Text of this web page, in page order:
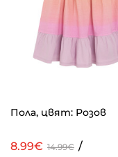
Пола, цвят: Розов
8.99€ 14.99€ /